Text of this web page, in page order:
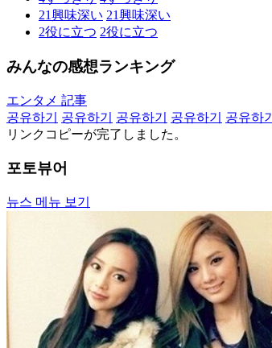
21興味深い 21興味深い
2役に立つ 2役に立つ
みんなの感想ランキング
エンタメ 記事
공유하기
공유하기 공유하기 공유하기
공유하기
リンクコピーが完了しました。
포토뷰어
뉴스 메뉴 보기